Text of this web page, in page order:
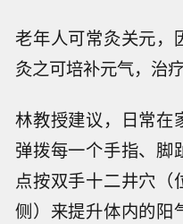
老年人可常灸关元，
灸之可培补元气，治
林教授建议，日常在
弹拨每一个手指、脚
点按双手十二井穴（
侧）来提升体内的阳